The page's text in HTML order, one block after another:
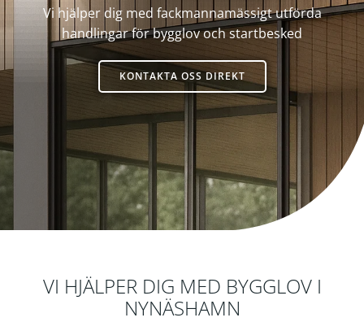
Vi hjälper dig med fackmannamässigt utförda
handlingar för bygglov och startbesked
KONTAKTA OSS DIREKT
VI HJÄLPER DIG MED BYGGLOV I
NYNÄSHAMN